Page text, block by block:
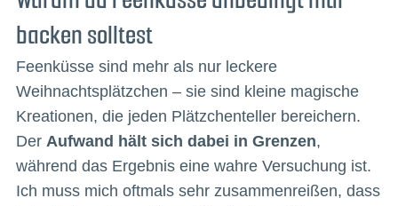
backen solltest
Feenküsse sind mehr als nur leckere
Weihnachtsplätzchen – sie sind kleine magische
Kreationen, die jeden Plätzchenteller bereichern.
Der Aufwand hält sich dabei in Grenzen,
während das Ergebnis eine wahre Versuchung ist.
Ich muss mich oftmals sehr zusammenreißen, dass